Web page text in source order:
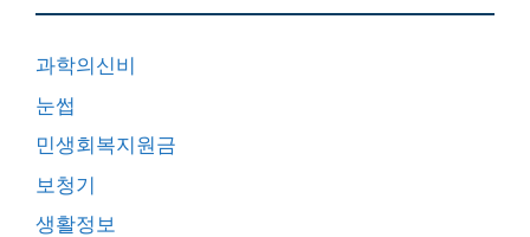
과학의신비
눈썹
민생회복지원금
보청기
생활정보